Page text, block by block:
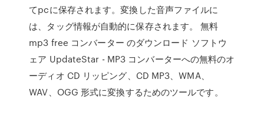
てpcに保存されます。変換した音声ファイルに
は、タッグ情報が自動的に保存されます。 無料
mp3 free コンバーター のダウンロード ソフトウ
ェア UpdateStar - MP3 コンバーターへの無料のオ
ーディオ CD リッピング、CD MP3、WMA、
WAV、OGG 形式に変換するためのツールです。